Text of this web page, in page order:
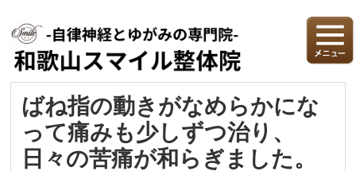
ばね指の動きがなめらかにな
って痛みも少しずつ治り、
日々の苦痛が和らぎました。